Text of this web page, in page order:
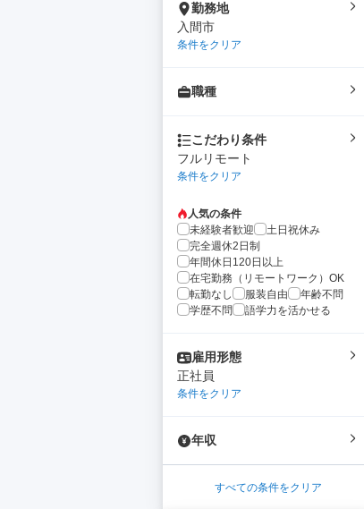
勤務地
入間市
条件をクリア
職種
こだわり条件
フルリモート
条件をクリア
人気の条件
未経験者歓迎
土日祝休み
完全週休2日制
年間休日120日以上
在宅勤務（リモートワーク）OK
転勤なし
服装自由
年齢不問
学歴不問
語学力を活かせる
雇用形態
正社員
条件をクリア
年収
すべての条件をクリア